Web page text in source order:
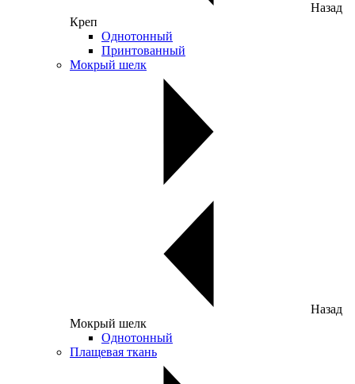
Назад
Креп
Однотонный
Принтованный
Мокрый шелк
Назад
Мокрый шелк
Однотонный
Плащевая ткань